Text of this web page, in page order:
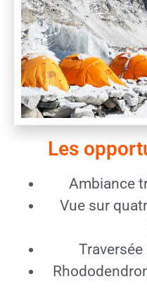
Les
Ambiance
Vue sur